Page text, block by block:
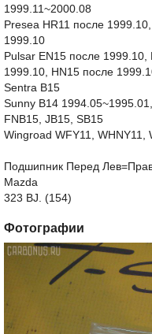
1999.11~2000.08
Presea HR11 после
1999.10
Pulsar EN15 после
1999.10, HN15 после
Sentra B15
Sunny B14
FNB15, JB15, SB15
Wingroad WFY11, WHNY11,
Подшипник Перед
Mazda
323 BJ. (154)
Фотографии